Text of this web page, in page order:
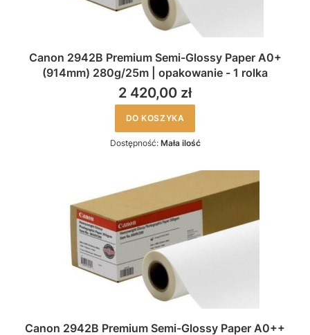
Canon 2942B Premium Semi-Glossy Paper A0+
(914mm) 280g/25m | opakowanie - 1 rolka
2 420,00 zł
DO KOSZYKA
Dostępność: Mała ilość
Canon 2942B Premium Semi-Glossy Paper A0++